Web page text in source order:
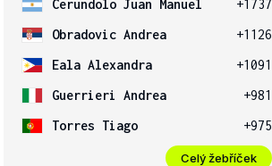
Cerundolo Juan Manuel
+1737
Obradovic Andrea
+1126
Eala Alexandra
+1091
Guerrieri Andrea
+981
Torres Tiago
+975
Celý žebříček